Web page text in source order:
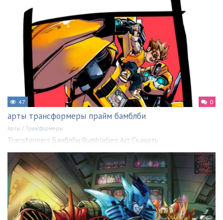
47 0
арты трансформеры прайм бамблби
Арты / Трансформеры
Transformers Бамблби Bumblebee Art Скачать